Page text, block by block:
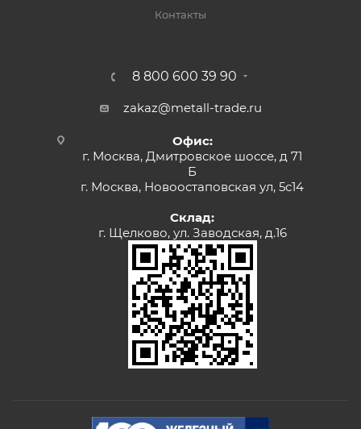
Контакты
8 800 600 39 90
zakaz@metall-trade.ru
Офис:
г. Москва, Дмитровское шоссе, д 71
Б
г. Москва, Новоостаповская ул, 5с14
Склад:
г. Щелково, ул. Заводская, д.16